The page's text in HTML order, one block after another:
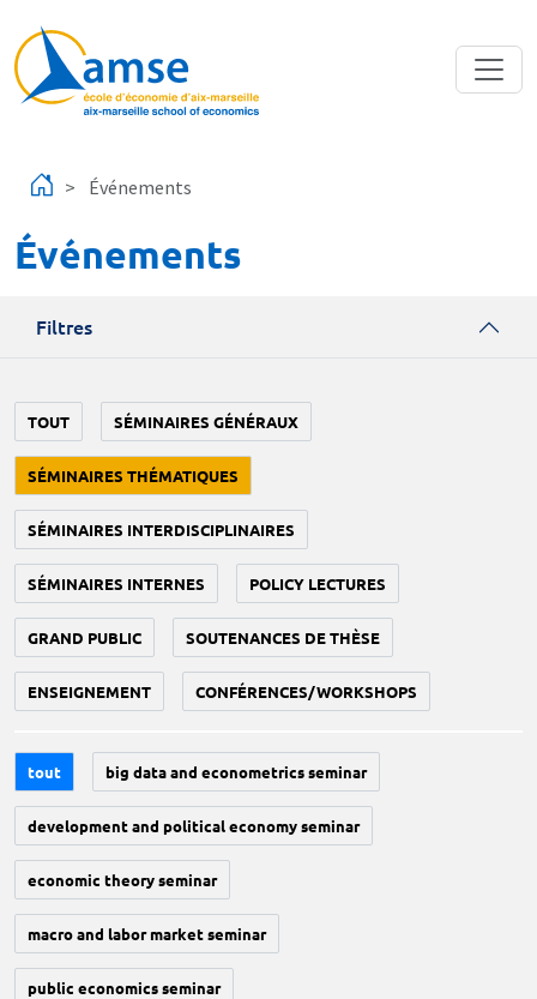
Événements
Événements
Filtres
TOUT SÉMINAIRES GÉNÉRAUX
SÉMINAIRES THÉMATIQUES
SÉMINAIRES INTERDISCIPLINAIRES
SÉMINAIRES INTERNES POLICY LECTURES
GRAND PUBLIC SOUTENANCES DE THÈSE
ENSEIGNEMENT CONFÉRENCES/WORKSHOPS
tout big data and econometrics seminar
development and political economy seminar
economic theory seminar
macro and labor market seminar
public economics seminar